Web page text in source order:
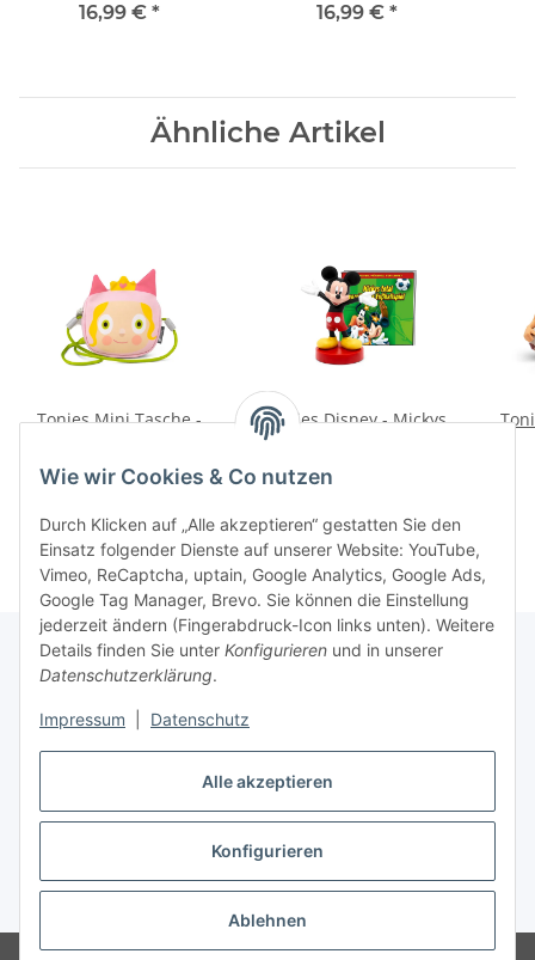
Alle akzeptieren
Konfigurieren
Ablehnen
Wie wir Cookies & Co nutzen
Durch Klicken auf „Alle akzeptieren“ gestatten Sie den
Einsatz folgender Dienste auf unserer Website: YouTube,
Vimeo, ReCaptcha, uptain, Google Analytics, Google Ads,
Google Tag Manager, Brevo. Sie können die Einstellung
jederzeit ändern (Fingerabdruck-Icon links unten). Weitere
Details finden Sie unter Konfigurieren und in unserer
Datenschutzerklärung.
Impressum Datenschutz
16,99 € *
16,99 € *
Ähnliche Artikel
Tonies Mini Tasche -
14,99 €*
Tonies Disney - Mickys
Fußballspiel
16,99 €
Vertrag widerrufen